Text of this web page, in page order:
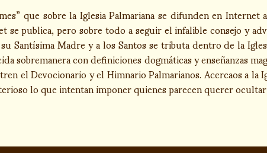
que sobre la Iglesia Palmariana se difunden en
publica, pero sobre todo a seguir el infalible consejo y
Santísima Madre y a los Santos se tributa dentro de la
con definiciones dogmáticas y enseñanzas
el Devocionario y el Himnario Palmarianos. Acercaos a la
lo que intentan imponer quienes parecen querer